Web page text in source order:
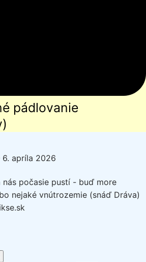
pádlovanie
6. apríla 2026
nás počasie pustí - buď more
nejaké vnútrozemie (snáď Dráva)